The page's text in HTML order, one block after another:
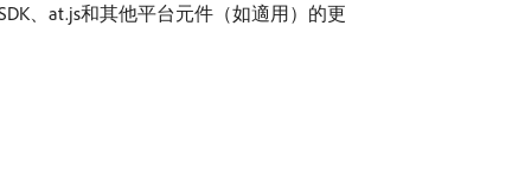
、at.js和其他平台元件（如適用）的更